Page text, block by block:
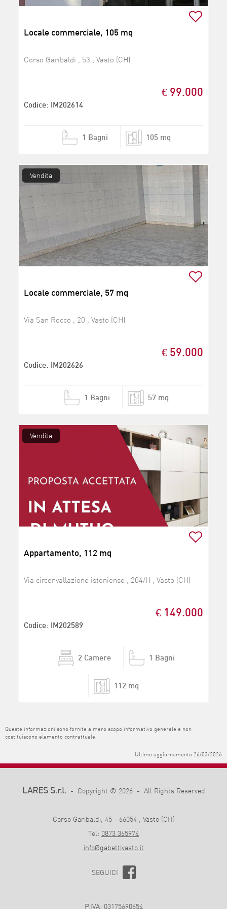
Locale commerciale, 105 mq
Corso Garibaldi , 53 , Vasto (CH)
€ 99.000
Codice: IM202614
1 Bagni 105 mq
Vendita
Locale commerciale, 57 mq
Via San Rocco , 20 , Vasto (CH)
€ 59.000
Codice: IM202626
1 Bagni 57 mq
Vendita
Appartamento, 112 mq
Via circonvallazione istoniense , 204/H , Vasto (CH)
€ 149.000
Codice: IM202589
2 Camere 1 Bagni
112 mq
Queste informazioni sono fornite a mero scopo informativo generale e non
costituiscono elemento contrattuale.
Ultimo aggiornamento 26/03/2026
LARES S.r.l.- Copyright © 2026 - All Rights Reserved
Corso Garibaldi, 45 - 66054 , Vasto (CH)
Tel: 0873 365974
info@gabettivasto.it
SEGUICI
P.IVA: 03175690654